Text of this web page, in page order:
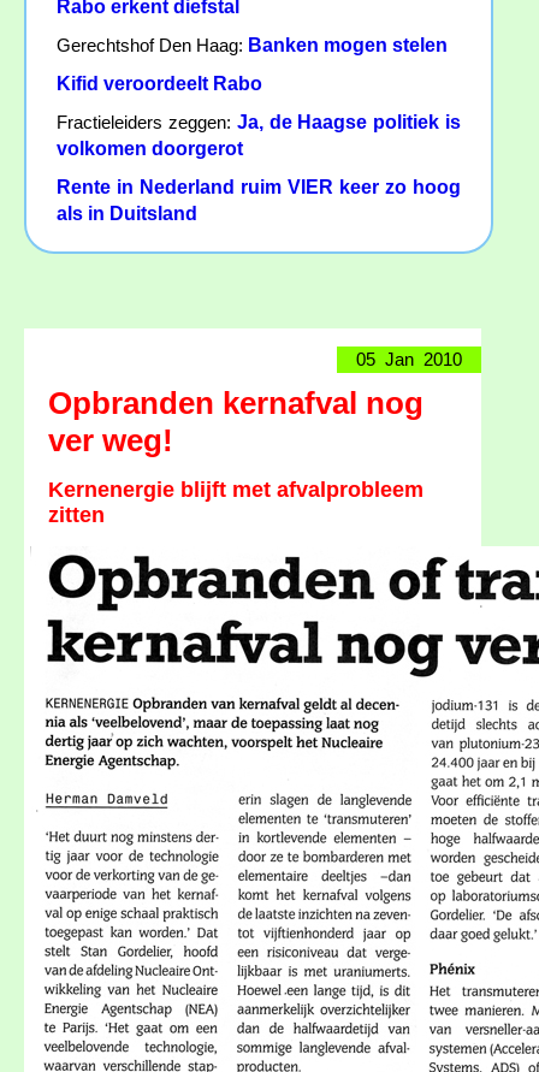
Rabo erkent diefstal
Gerechtshof Den Haag: Banken mogen stelen
Kifid veroordeelt Rabo
Fractieleiders zeggen: Ja, de Haagse politiek is
volkomen doorgerot
Rente in Nederland ruim VIER keer zo hoog
als in Duitsland
05 Jan 2010
Opbranden kernafval nog
ver weg!
Kernenergie blijft met afvalprobleem
zitten